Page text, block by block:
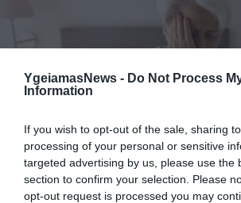
YgeiamasNews - Do Not Process
Information
If you wish to opt-out of the sale, sharing
processing of your personal or sensitive
targeted advertising by us, please use the
section to confirm your selection. Please
opt-out request is processed you may
07.08.2026 06:06
Δείτε ποια είναι τα
«μίνι εγκεφαλικού»